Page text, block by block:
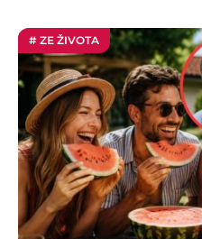
# ZE ŽIVOTA